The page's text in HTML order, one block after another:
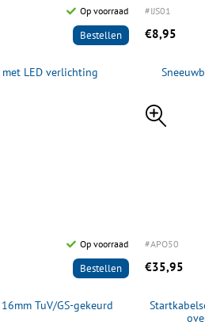
Op voorraad
Bestellen
met LED verlichting
#IJS01
€8,95
Op voorraad
Bestellen
TuV/GS-gekeurd
#APO50
€35,95